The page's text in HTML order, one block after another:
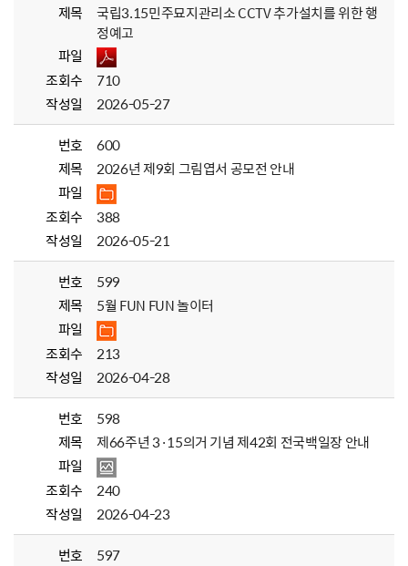
제목
국립3.15민주묘지관리소 CCTV 추가설치를 위한 행
정예고
파일
조회수
710
작성일
2026-05-27
번호
600
제목
2026년 제9회 그림엽서 공모전 안내
파일
조회수
388
작성일
2026-05-21
번호
599
제목
5월 FUN FUN 놀이터
파일
조회수
213
작성일
2026-04-28
번호
598
제목
제66주년 3·15의거 기념 제42회 전국백일장 안내
파일
조회수
240
작성일
2026-04-23
번호
597